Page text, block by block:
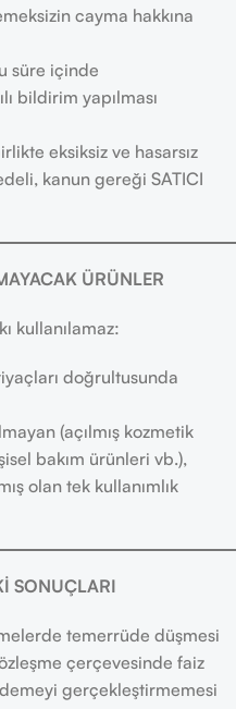
cayma hakkına
süre içinde
bildirim yapılması
eksiksiz ve hasarsız
kanun gereği SATICI
ÜRÜNLER
kullanılamaz:
doğrultusunda
(açılmış kozmetik
bakım ürünleri vb.),
olan tek kullanımlık
SONUÇLARI
temerrüde düşmesi
çerçevesinde faiz
gerçekleştirmemesi